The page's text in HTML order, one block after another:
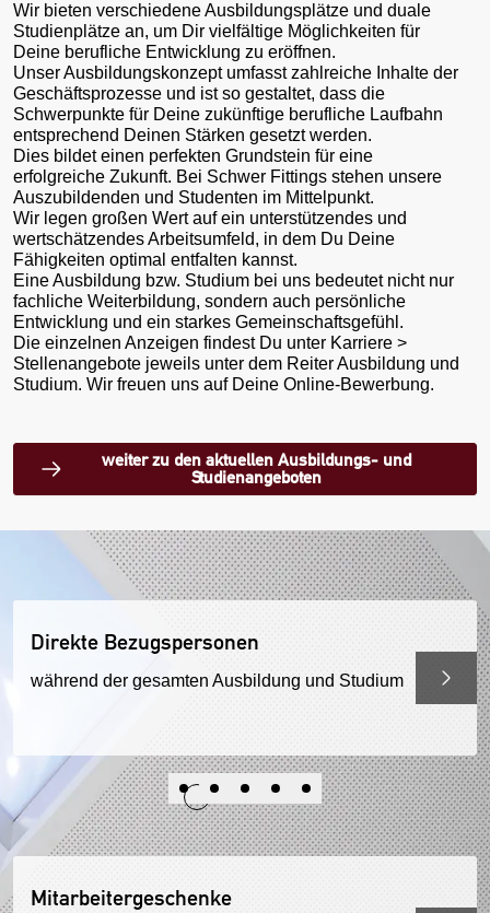
Wir bieten verschiedene Ausbildungsplätze und duale
Studienplätze an, um Dir vielfältige Möglichkeiten für
Deine berufliche Entwicklung zu eröffnen.
Unser Ausbildungskonzept umfasst zahlreiche Inhalte der
Geschäftsprozesse und ist so gestaltet, dass die
Schwerpunkte für Deine zukünftige berufliche Laufbahn
entsprechend Deinen Stärken gesetzt werden.
Dies bildet einen perfekten Grundstein für eine
erfolgreiche Zukunft. Bei Schwer Fittings stehen unsere
Auszubildenden und Studenten im Mittelpunkt.
Wir legen großen Wert auf ein unterstützendes und
wertschätzendes Arbeitsumfeld, in dem Du Deine
Fähigkeiten optimal entfalten kannst.
Eine Ausbildung bzw. Studium bei uns bedeutet nicht nur
fachliche Weiterbildung, sondern auch persönliche
Entwicklung und ein starkes Gemeinschaftsgefühl.
Die einzelnen Anzeigen findest Du unter Karriere >
Stellenangebote jeweils unter dem Reiter Ausbildung und
Studium. Wir freuen uns auf Deine Online-Bewerbung.
weiter zu den aktuellen Ausbildungs- und
Studienangeboten
Direkte Bezugspersonen
während der gesamten Ausbildung und Studium
Mitarbeitergeschenke